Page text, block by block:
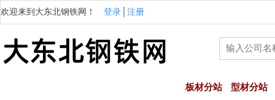
欢迎来到大东北钢铁网！ 登录 注册
板材分站 型材分站